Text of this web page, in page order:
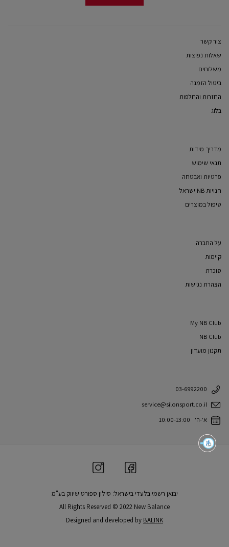
צור קשר
שאלות נפוצות
משלוחים
ביטול הזמנה
החזרות והחלפות
בלוג
מדריך מידות
תנאי שימוש
פרטיות ואבטחה
חנויות NB ישראל
טיפול במוצרים
על החברה
קיימות
סוכרת
הצהרת נגישות
My NB Club
NB Club
תקנון מועדון
03-6992200
service@silonsport.co.il
א'-ה' 10:00-13:00
יבואן רשמי בלעדי בישראל: סילון ספורט שיווק בע"מ
All Rights Reserved © 2022 New Balance
Designed and developed by BALINK